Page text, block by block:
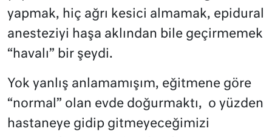
yapmak, hiç ağrı kesici almamak, epidural
anesteziyi haşa aklından bile geçirmemek
“havalı” bir şeydi.
Yok yanlış anlamamışım, eğitmene göre
“normal” olan evde doğurmaktı, o yüzden
hastaneye gidip gitmeyeceğimizi